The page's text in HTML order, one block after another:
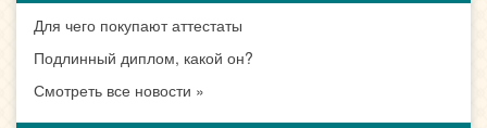
Для чего покупают аттестаты
Подлинный диплом, какой он?
Смотреть все новости »